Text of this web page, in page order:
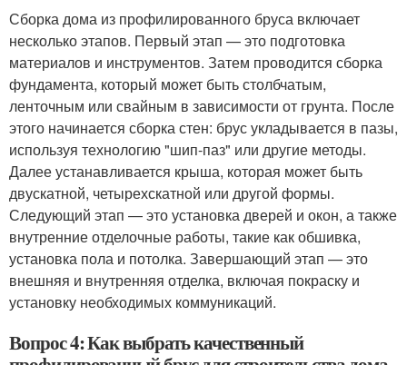
Сборка дома из профилированного бруса включает
несколько этапов. Первый этап — это подготовка
материалов и инструментов. Затем проводится сборка
фундамента, который может быть столбчатым,
ленточным или свайным в зависимости от грунта. После
этого начинается сборка стен: брус укладывается в пазы,
используя технологию "шип-паз" или другие методы.
Далее устанавливается крыша, которая может быть
двускатной, четырехскатной или другой формы.
Следующий этап — это установка дверей и окон, а также
внутренние отделочные работы, такие как обшивка,
установка пола и потолка. Завершающий этап — это
внешняя и внутренняя отделка, включая покраску и
установку необходимых коммуникаций.
Вопрос 4: Как выбрать качественный